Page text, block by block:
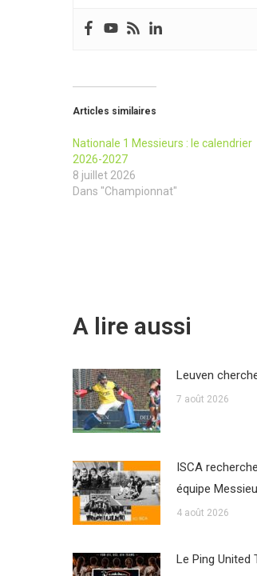
Articles similaires
Nationale 1 Messieurs : le calendrier
2026-2027
8 juillet 2026
Dans "Championnat"
A lire aussi
Leuven
7 août 2026
ISCA
équipe
4 août 2026
Le Ping United